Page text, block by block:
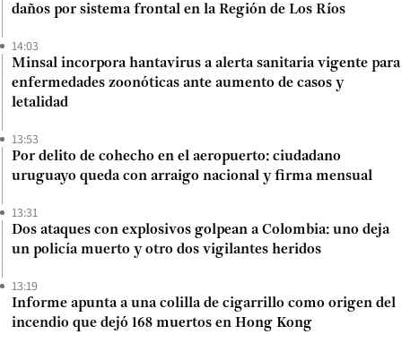
daños por sistema frontal en la Región de Los Ríos
14:03
Minsal incorpora hantavirus a alerta sanitaria vigente para
enfermedades zoonóticas ante aumento de casos y
letalidad
13:53
Por delito de cohecho en el aeropuerto: ciudadano
uruguayo queda con arraigo nacional y firma mensual
13:31
Dos ataques con explosivos golpean a Colombia: uno deja
un policía muerto y otro dos vigilantes heridos
13:19
Informe apunta a una colilla de cigarrillo como origen del
incendio que dejó 168 muertos en Hong Kong